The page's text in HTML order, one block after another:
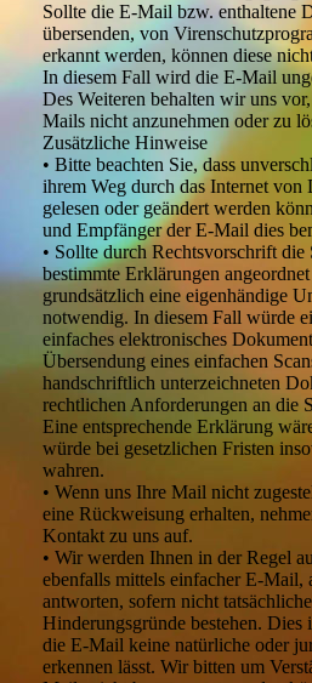
Sollte die E-Mail bzw. enthaltene
übersenden, von
erkannt werden, können diese
In diesem Fall wird die E-Mail
Des Weiteren behalten wir uns
Mails nicht anzunehmen oder zu
Zusätzliche Hinweise
• Bitte beachten Sie, dass
ihrem Weg durch das Internet von
gelesen oder geändert werden
und Empfänger der E-Mail dies
• Sollte durch Rechtsvorschrift
bestimmte Erklärungen
grundsätzlich eine eigenhändige
notwendig. In diesem Fall würde
einfaches elektronisches
Übersendung eines einfachen
handschriftlich unterzeichneten
rechtlichen Anforderungen an die
Eine entsprechende Erklärung
würde bei gesetzlichen Fristen
wahren.
• Wenn uns Ihre Mail nicht
eine Rückweisung erhalten,
Kontakt zu uns auf.
• Wir werden Ihnen in der Regel
ebenfalls mittels einfacher E-Mail,
antworten, sofern nicht
Hinderungsgründe bestehen. Dies
die E-Mail keine natürliche oder
erkennen lässt. Wir bitten um